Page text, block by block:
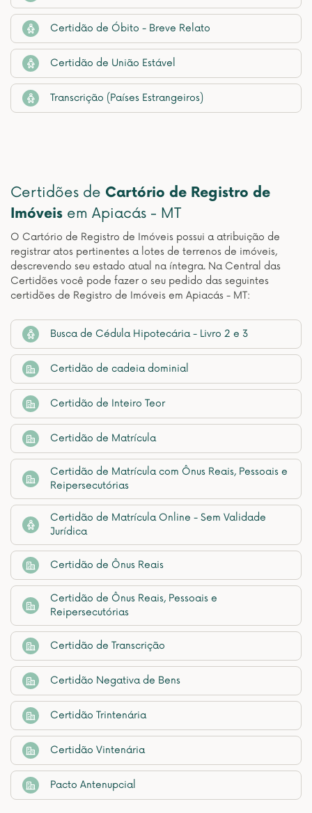
Certidão de Óbito - Breve Relato
Certidão de União Estável
Transcrição (Países Estrangeiros)
Certidões de Cartório de Registro de
Imóveis em Apiacás - MT
O Cartório de Registro de Imóveis possui a atribuição de
registrar atos pertinentes a lotes de terrenos de imóveis,
descrevendo seu estado atual na íntegra. Na Central das
Certidões você pode fazer o seu pedido das seguintes
certidões de Registro de Imóveis em Apiacás - MT:
Busca de Cédula Hipotecária - Livro 2 e 3
Certidão de cadeia dominial
Certidão de Inteiro Teor
Certidão de Matrícula
Certidão de Matrícula com Ônus Reais, Pessoais e
Reipersecutórias
Certidão de Matrícula Online - Sem Validade
Jurídica
Certidão de Ônus Reais
Certidão de Ônus Reais, Pessoais e
Reipersecutórias
Certidão de Transcrição
Certidão Negativa de Bens
Certidão Trintenária
Certidão Vintenária
Pacto Antenupcial